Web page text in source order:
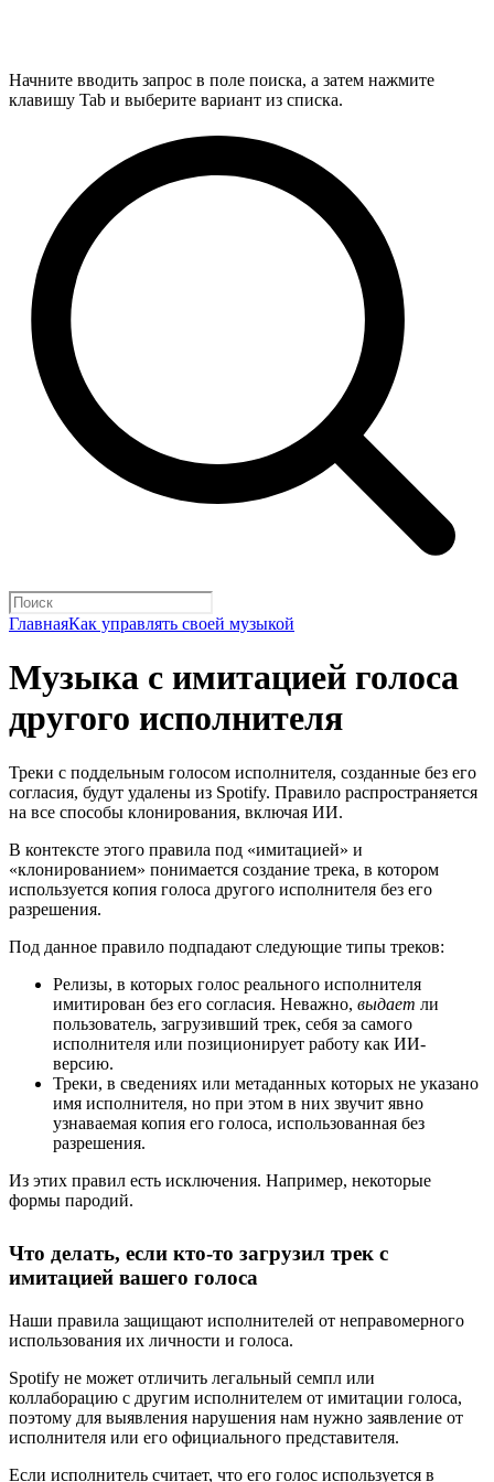
Начните вводить запрос в поле поиска, а затем нажмите
клавишу Tab и выберите вариант из списка.
ГлавнаяКак управлять своей музыкой
Музыка с имитацией голоса
другого исполнителя
Треки с поддельным голосом исполнителя, созданные без его
согласия, будут удалены из Spotify. Правило распространяется
на все способы клонирования, включая ИИ.
В контексте этого правила под «имитацией» и
«клонированием» понимается создание трека, в котором
используется копия голоса другого исполнителя без его
разрешения.
Под данное правило подпадают следующие типы треков:
Релизы, в которых голос реального исполнителя
имитирован без его согласия. Неважно, выдает ли
пользователь, загрузивший трек, себя за самого
исполнителя или позиционирует работу как ИИ-
версию.
Треки, в сведениях или метаданных которых не указано
имя исполнителя, но при этом в них звучит явно
узнаваемая копия его голоса, использованная без
разрешения.
Из этих правил есть исключения. Например, некоторые
формы пародий.
Что делать, если кто-то загрузил трек с
имитацией вашего голоса
Наши правила защищают исполнителей от неправомерного
использования их личности и голоса.
Spotify не может отличить легальный семпл или
коллаборацию с другим исполнителем от имитации голоса,
поэтому для выявления нарушения нам нужно заявление от
исполнителя или его официального представителя.
Если исполнитель считает, что его голос используется в